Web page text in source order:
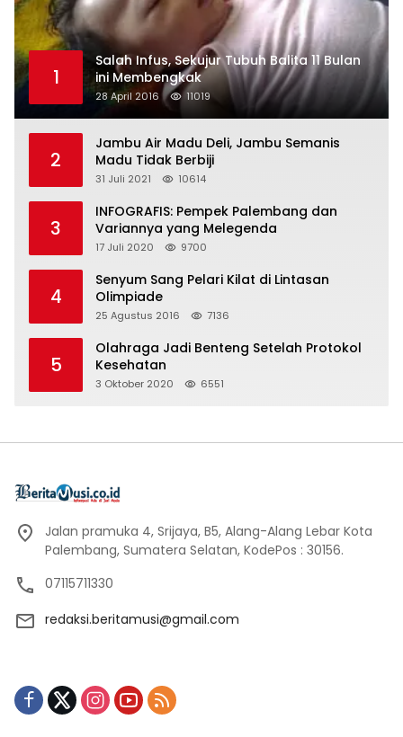
1
Salah Infus, Sekujur Tubuh Balita 11 Bulan
ini Membengkak
28 April 2016 11019
2
Jambu Air Madu Deli, Jambu Semanis
Madu Tidak Berbiji
31 Juli 2021 10614
3
INFOGRAFIS: Pempek Palembang dan
Variannya yang Melegenda
17 Juli 2020 9700
4
Senyum Sang Pelari Kilat di Lintasan
Olimpiade
25 Agustus 2016 7136
5
Olahraga Jadi Benteng Setelah Protokol
Kesehatan
3 Oktober 2020 6551
Jalan pramuka 4, Srijaya, B5, Alang-Alang Lebar Kota
Palembang, Sumatera Selatan, KodePos : 30156.
07115711330
redaksi.beritamusi@gmail.com